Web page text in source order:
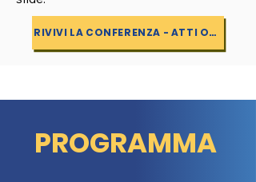
RIVIVI LA CONFERENZA - ATTI ONLINE
PROGRAMMA